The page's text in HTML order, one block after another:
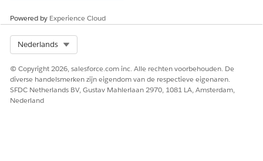
HEEFT DIT ARTIKEL UW PROBLEEM OPGELOST?
Laat ons weten wat we kunnen doen om te verbeteren!
Powered by Experience Cloud
Nederlands
© Copyright 2026, salesforce.com inc. Alle rechten voorbehouden. De
diverse handelsmerken zijn eigendom van de respectieve eigenaren.
SFDC Netherlands BV, Gustav Mahlerlaan 2970, 1081 LA, Amsterdam,
Nederland